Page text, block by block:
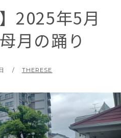
2025年5月
月の踊り
BY
THERESE